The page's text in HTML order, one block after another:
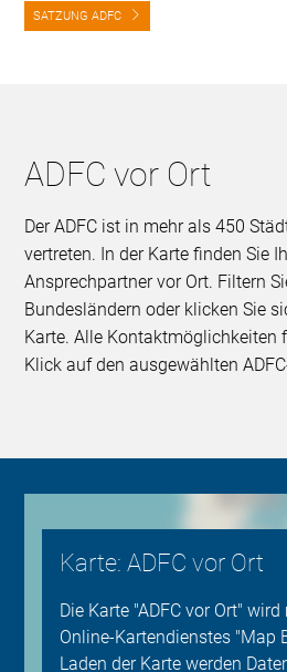
SATZUNG ADFC
ADFC vor Ort
Der ADFC ist in mehr als 450
vertreten. In der Karte finden Sie
Ansprechpartner vor Ort. Filtern
Bundesländern oder klicken Sie
Karte. Alle Kontaktmöglichkeiten
Klick auf den ausgewählten
Karte: ADFC vor Ort
Die Karte "ADFC vor Ort"
Online-Kartendienstes "Map
Laden der Karte werden